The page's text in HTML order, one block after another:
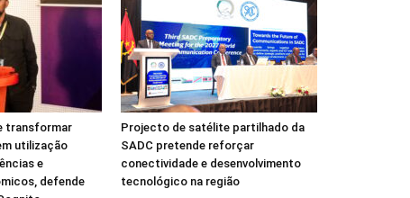
transformar
utilização
e
defende
Projecto de satélite partilhado da
SADC pretende reforçar
conectividade e desenvolvimento
tecnológico na região